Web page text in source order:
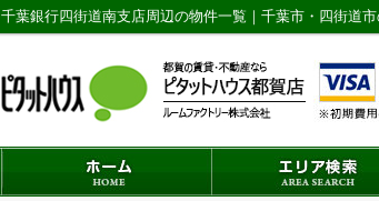
千葉銀行四街道南支店周辺の物件一覧｜千葉市・四街道